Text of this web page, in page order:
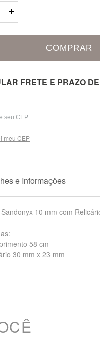
+
COMPRAR
FRETE E PRAZO
meu CEP
e Informações
10 mm com
58 cm
30 mm x 23 mm